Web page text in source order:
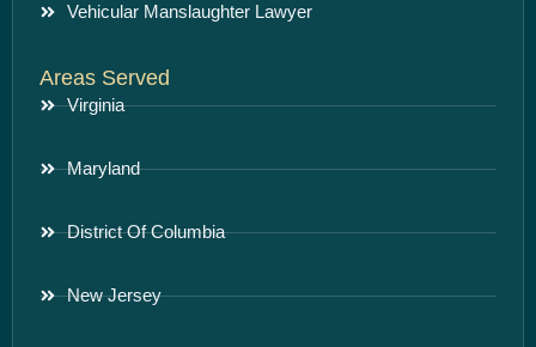
Vehicular Manslaughter Lawyer
Areas Served
Virginia
Maryland
District Of Columbia
New Jersey